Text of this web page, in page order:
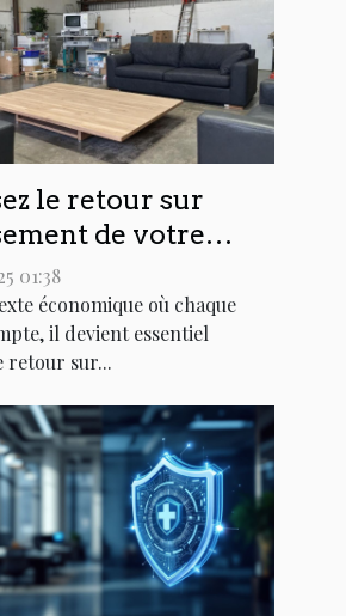
le retour sur
de votre
01:38
économique où chaque
il devient essentiel
retour sur...